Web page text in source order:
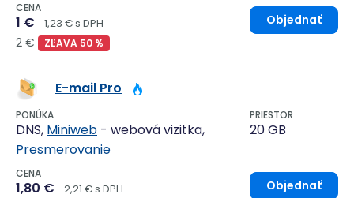
CENA
1 € 1,23 € s DPH
2 € ZĽAVA 50 %
Objednať
E-mail Pro
PONÚKA
DNS, Miniweb - webová vizitka,
Presmerovanie
PRIESTOR
20 GB
CENA
1,80 € 2,21 € s DPH Objednať